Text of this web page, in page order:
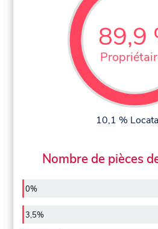
89,9
10,1 %
Nombre de pièces
0%
3,5%